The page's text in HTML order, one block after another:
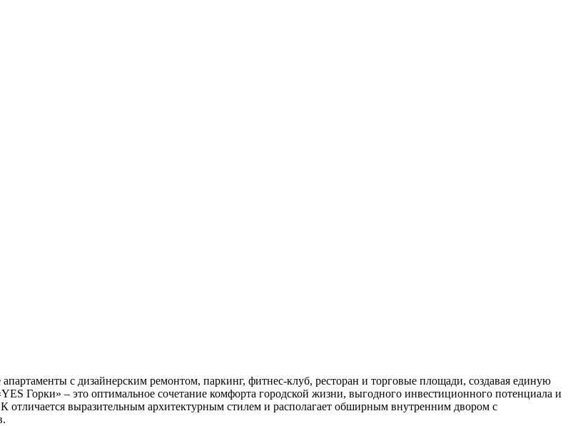
с дизайнерским ремонтом, паркинг, фитнес-клуб, ресторан и торговые площади, создавая единую
Горки» – это оптимальное сочетание комфорта городской жизни, выгодного инвестиционного потенциала и
отличается выразительным архитектурным стилем и располагает обширным внутренним двором с